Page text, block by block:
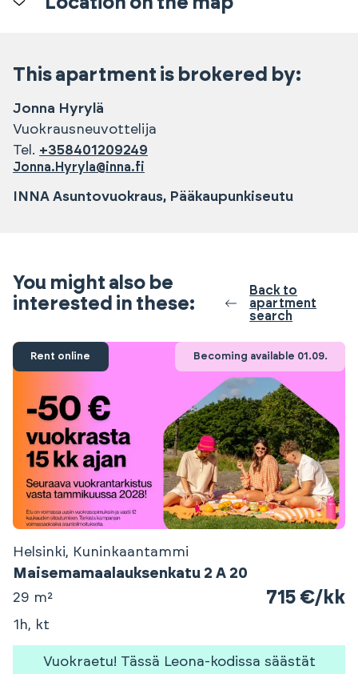
This apartment is brokered by:
Jonna Hyrylä
Vuokrausneuvottelija
Tel. +358401209249
Jonna.Hyryla@inna.fi
INNA Asuntovuokraus, Pääkaupunkiseutu
You might also be
interested in these:
Back to
apartment
search
Rent online Becoming available 01.09.
Helsinki, Kuninkaantammi
Maisemamaalauksenkatu 2 A 20
29 m² 715 €/kk
1h, kt
Vuokraetu! Tässä Leona-kodissa säästät